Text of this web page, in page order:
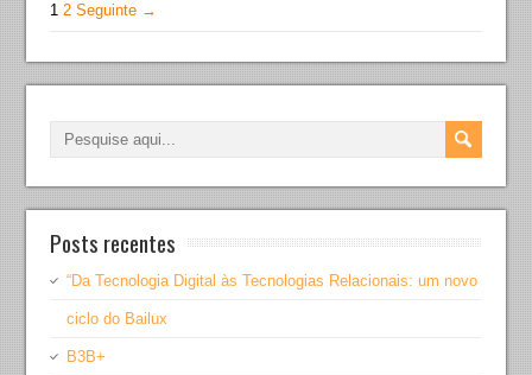
1 2 Seguinte →
Posts recentes
“Da Tecnologia Digital às Tecnologias Relacionais: um novo
ciclo do Bailux
B3B+